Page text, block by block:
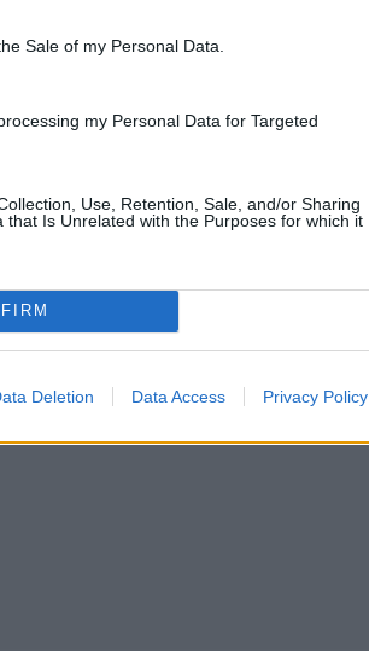
Sale of my Personal Data.
my Personal Data for Targeted
Use, Retention, Sale, and/or Sharing
that Is Unrelated with the Purposes for which it
Deletion Data Access Privacy Policy